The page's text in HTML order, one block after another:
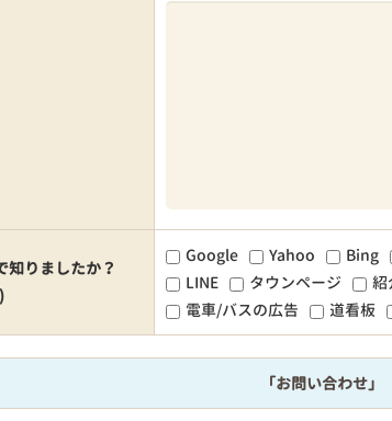
知りましたか？
Google Yahoo
Bing
LINE
タウンページ
紹
電車/バスの広告
道看板
「お問い合わせ」